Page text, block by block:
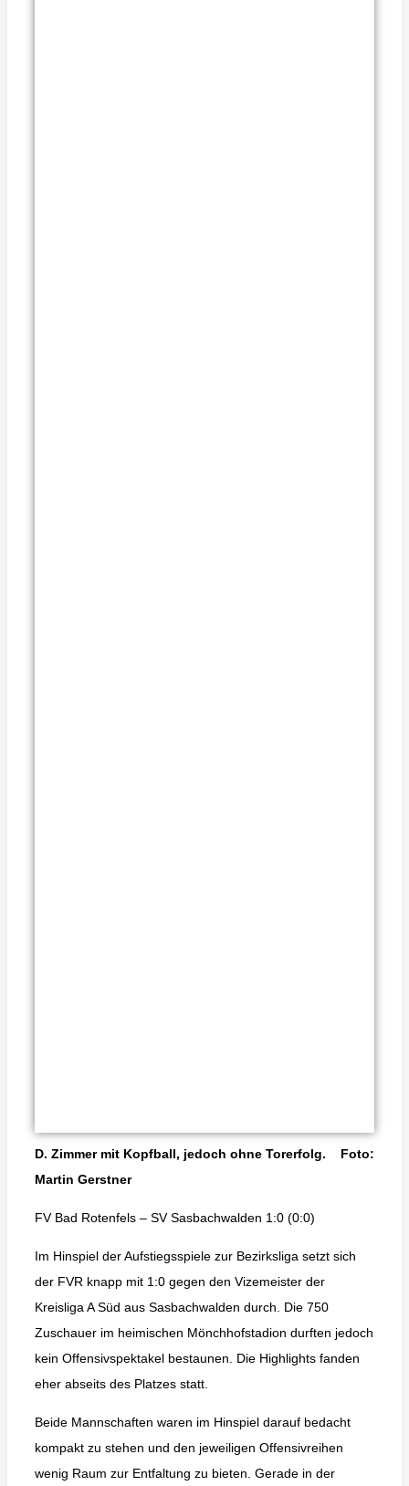
D. Zimmer mit Kopfball, jedoch ohne Torerfolg. Foto:
Martin Gerstner
FV Bad Rotenfels – SV Sasbachwalden 1:0 (0:0)
Im Hinspiel der Aufstiegsspiele zur Bezirksliga setzt sich
der FVR knapp mit 1:0 gegen den Vizemeister der
Kreisliga A Süd aus Sasbachwalden durch. Die 750
Zuschauer im heimischen Mönchhofstadion durften jedoch
kein Offensivspektakel bestaunen. Die Highlights fanden
eher abseits des Platzes statt.
Beide Mannschaften waren im Hinspiel darauf bedacht
kompakt zu stehen und den jeweiligen Offensivreihen
wenig Raum zur Entfaltung zu bieten. Gerade in der